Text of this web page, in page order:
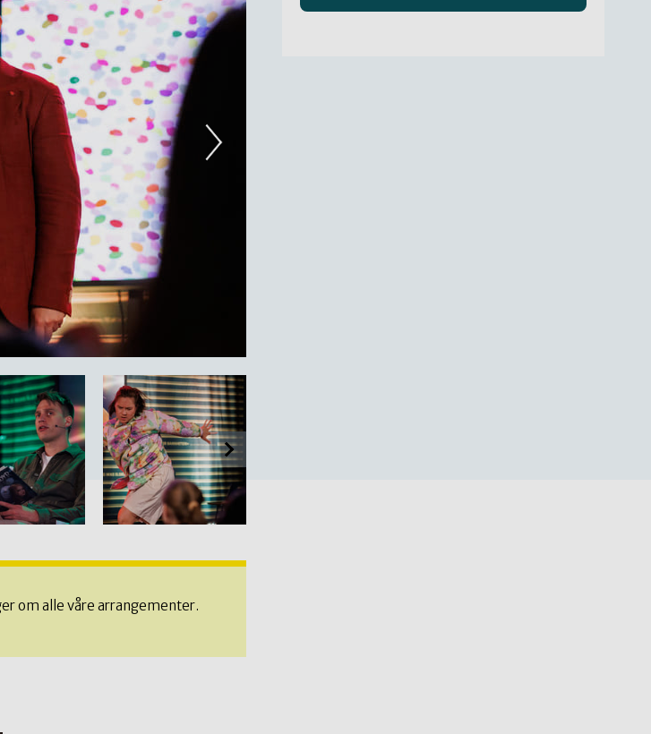
om alle våre arrangementer.